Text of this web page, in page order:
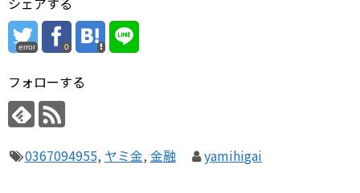
error 0
フォローする
0367094955, ヤミ金, 金融 yamihigai